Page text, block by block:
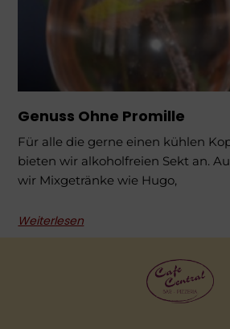
Genuss Ohne Promille
Für alle die gerne einen kühlen
bieten wir alkoholfreien Sekt an.
wir Mixgetränke wie Hugo,
Weiterlesen